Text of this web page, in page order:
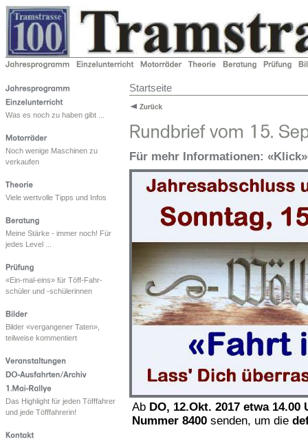
Was es noch zu haben gibt ...
Noch wenige Maschinen zu
verkaufen
Viele wertvolle Tipps und Infos
Meine Stärke - immer noch! Für
jedes Level ...
«Ein-mal-eins» für Töff-Fahr-
schüler und -schülerinnen
Bilder «vergangener Taten»,
teilweise kommentiert
Das Highlight für jeden Töfffahrer
und jede Töfffahrerin!
Startseite
Für mehr Informationen:
Ab DO, 12.Okt. 2017 etwa 14.00
Nummer 8400 senden, um die